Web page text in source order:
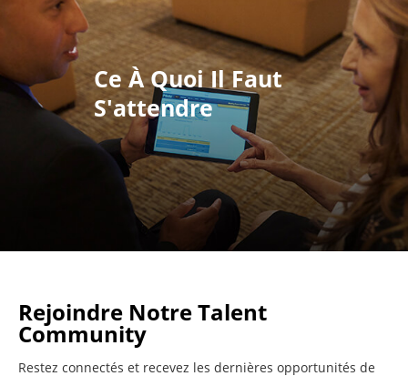
Ce À Quoi Il Faut
S'attendre
Rejoindre Notre Talent
Community
Restez connectés et recevez les dernières opportunités de